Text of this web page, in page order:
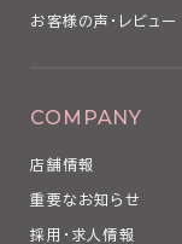
お客様の声・レビュー
COMPANY
店舗情報
重要なお知らせ
採用・求人情報